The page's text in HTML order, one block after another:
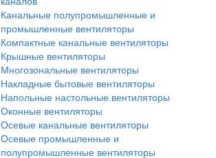
Канальные полупромышленные и
промышленные вентиляторы
Компактные канальные вентиляторы
Крышные вентиляторы
Многозональные вентиляторы
Накладные бытовые вентиляторы
Напольные настольные вентиляторы
Оконные вентиляторы
Осевые канальные вентиляторы
Осевые промышленные и
полупромышленные вентиляторы